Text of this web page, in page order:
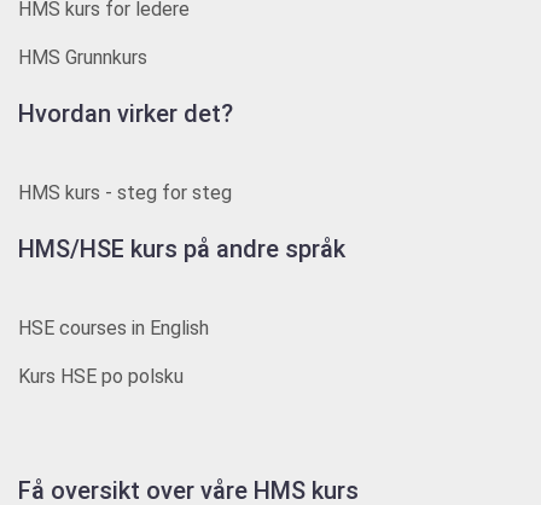
HMS kurs for ledere
HMS Grunnkurs
Hvordan virker det?
HMS kurs - steg for steg
HMS/HSE kurs på andre språk
HSE courses in English
Kurs HSE po polsku
Få oversikt over våre HMS kurs